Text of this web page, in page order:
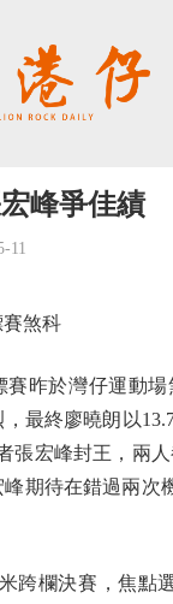
峰爭佳績
11
煞科
昨於灣仔運動場
最終廖曉朗以
張宏峰封王，兩
期待在錯過兩次
欄決賽，焦點